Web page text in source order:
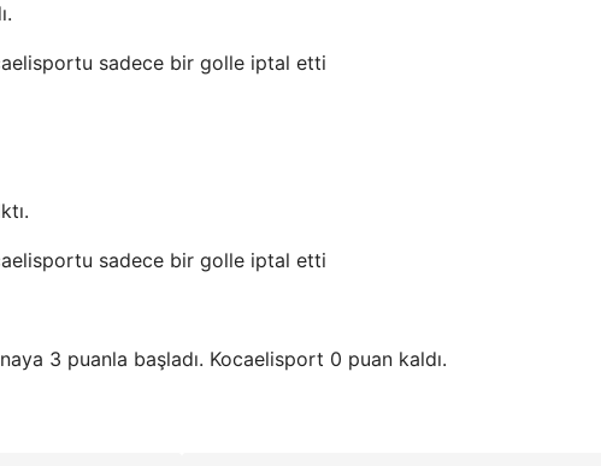
3 puanla başladı. Kocaelisport 0 puan kaldı.